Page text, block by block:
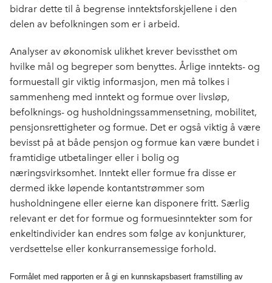
bidrar dette til å begrense inntektsforskjellene i den
delen av befolkningen som er i arbeid.
Analyser av økonomisk ulikhet krever bevissthet om
hvilke mål og begreper som benyttes. Årlige inntekts- og
formuestall gir viktig informasjon, men må tolkes i
sammenheng med inntekt og formue over livsløp,
befolknings- og husholdningssammensetning, mobilitet,
pensjonsrettigheter og formue. Det er også viktig å være
bevisst på at både pensjon og formue kan være bundet i
framtidige utbetalinger eller i bolig og
næringsvirksomhet. Inntekt eller formue fra disse er
dermed ikke løpende kontantstrømmer som
husholdningene eller eierne kan disponere fritt. Særlig
relevant er det for formue og formuesinntekter som for
enkeltindivider kan endres som følge av konjunkturer,
verdsettelse eller konkurransemessige forhold.
Formålet med rapporten er å gi en kunnskapsbasert framstilling av